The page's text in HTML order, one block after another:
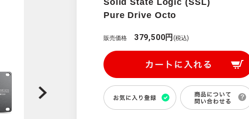
Solid State Logic (SSL)
Pure Drive Octo
販売価格 379,500円(税込)